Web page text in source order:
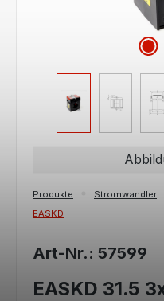
Produkte Stromwandler
EASKD
Art-Nr.: 57599
EASKD 31.5